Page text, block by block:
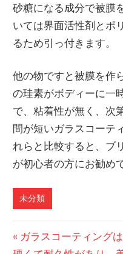
砂糖になる成分で被膜
いては界面活性剤とポ
るため引っ付きます。
他の物ですと被膜を作
の珪素がボディーに一
で、粘着性が無く、次
間が短いガラスコーテ
れらと比較すると、ブ
が初心者の方にお勧め
未分類
投
前
ガラスコーティング